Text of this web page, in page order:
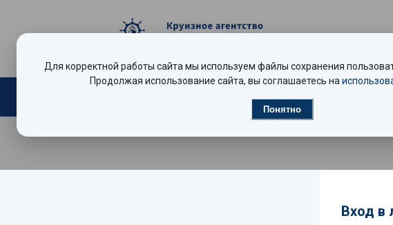
Видеообзоры Рекомендации
Вход в
Для корректной работы сайта мы используем файлы сохранения
Продолжая использование сайта, вы соглашаетесь на
Понятно